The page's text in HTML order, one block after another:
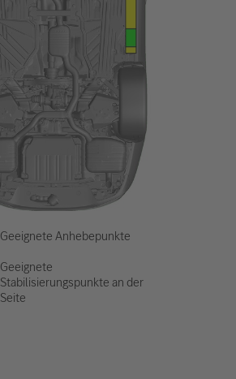
Geeignete Anhebepunkte
Geeignete
Stabilisierungspunkte an der
Seite